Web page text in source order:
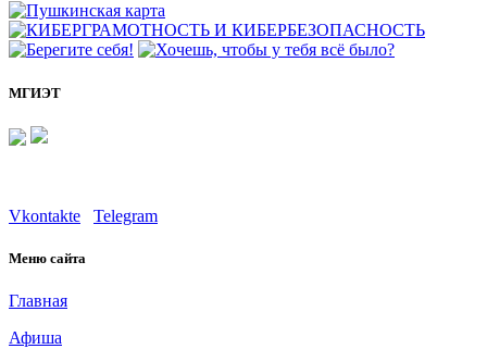
МГИЭТ
Vkontakte Telegram
Меню сайта
Главная
Афиша